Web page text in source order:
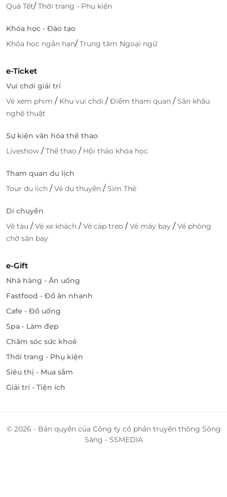
Quà Tết/Thời trang - Phụ kiện
Khóa học - Đào tạo
Khóa học ngắn hạn/Trung tâm Ngoại ngữ
e-Ticket
Vui chơi giải trí
Vé xem phim / Khu vui chơi /Điểm tham quan /Sân khấu
nghệ thuật
Sự kiện văn hóa thể thao
Liveshow /Thể thao / Hội thảo khóa học
Tham quan du lịch
Tour du lịch /Vé du thuyền /Sim Thẻ
Di chuyển
Vé tàu /Vé xe khách /Vé cáp treo /Vé máy bay /Vé phòng
chờ sân bay
e-Gift
Nhà hàng - Ăn uống
Fastfood - Đồ ăn nhanh
Cafe - Đồ uống
Spa - Làm đẹp
Chăm sóc sức khoẻ
Thời trang - Phụ kiện
Siêu thị - Mua sắm
Giải trí - Tiện ích
© 2026 - Bản quyền của Công ty cổ phần truyền thông Sông
Sáng - SSMEDIA